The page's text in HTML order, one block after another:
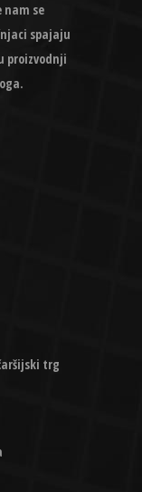
se
spajaju
proizvodnji
trg